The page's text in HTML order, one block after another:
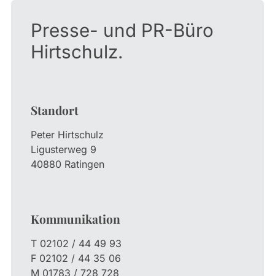
Presse- und PR-Büro
Hirtschulz.
Standort
Peter Hirtschulz
Ligusterweg 9
40880 Ratingen
Kommunikation
T 02102 / 44 49 93
F 02102 / 44 35 06
M 01783 / 728 728